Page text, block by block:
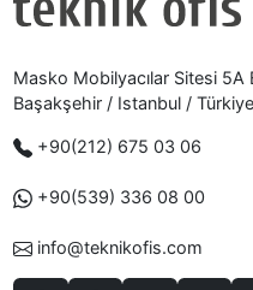
Masko Mobilyacılar Sitesi
Başakşehir / Istanbul / Türkiye
+90(212) 675 03 06
+90(539) 336 08 00
info@teknikofis.com